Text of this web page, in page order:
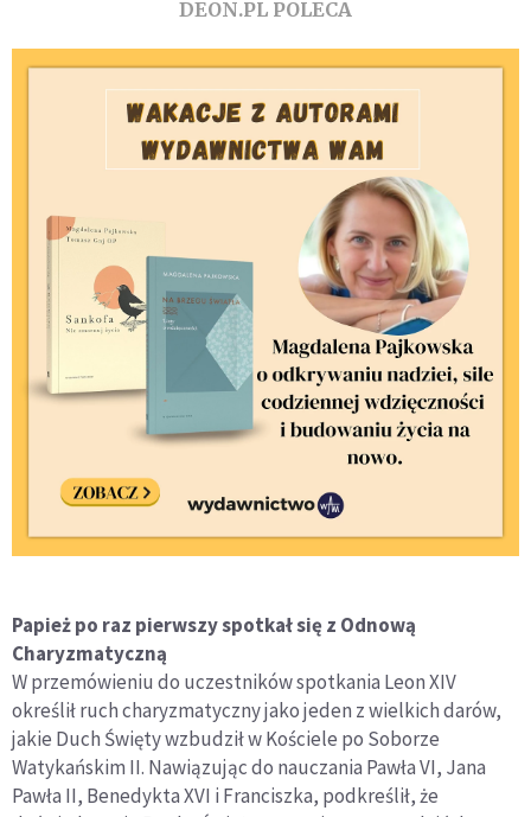
DEON.PL POLECA
Papież po raz pierwszy spotkał się z Odnową
Charyzmatyczną
W przemówieniu do uczestników spotkania Leon XIV
określił ruch charyzmatyczny jako jeden z wielkich darów,
jakie Duch Święty wzbudził w Kościele po Soborze
Watykańskim II. Nawiązując do nauczania Pawła VI, Jana
Pawła II, Benedykta XVI i Franciszka, podkreślił, że